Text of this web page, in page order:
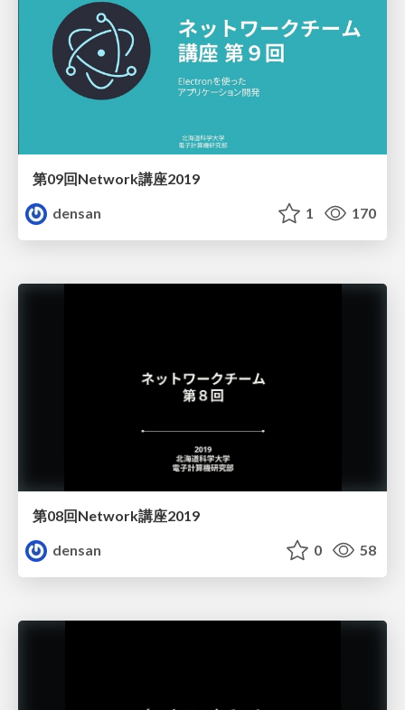
第09回Network講座2019
densan
1 170
第08回Network講座2019
densan
0 58